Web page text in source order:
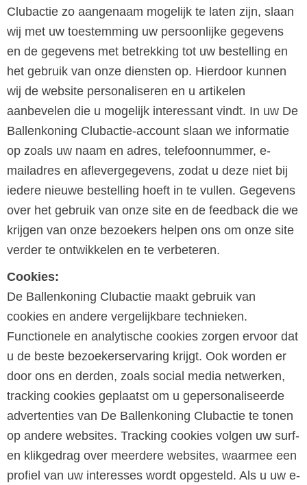
Clubactie zo aangenaam mogelijk te laten zijn, slaan
wij met uw toestemming uw persoonlijke gegevens
en de gegevens met betrekking tot uw bestelling en
het gebruik van onze diensten op. Hierdoor kunnen
wij de website personaliseren en u artikelen
aanbevelen die u mogelijk interessant vindt. In uw De
Ballenkoning Clubactie-account slaan we informatie
op zoals uw naam en adres, telefoonnummer, e-
mailadres en aflevergegevens, zodat u deze niet bij
iedere nieuwe bestelling hoeft in te vullen. Gegevens
over het gebruik van onze site en de feedback die we
krijgen van onze bezoekers helpen ons om onze site
verder te ontwikkelen en te verbeteren.
Cookies:
De Ballenkoning Clubactie maakt gebruik van
cookies en andere vergelijkbare technieken.
Functionele en analytische cookies zorgen ervoor dat
u de beste bezoekerservaring krijgt. Ook worden er
door ons en derden, zoals social media netwerken,
tracking cookies geplaatst om u gepersonaliseerde
advertenties van De Ballenkoning Clubactie te tonen
op andere websites. Tracking cookies volgen uw surf-
en klikgedrag over meerdere websites, waarmee een
profiel van uw interesses wordt opgesteld. Als u uw e-